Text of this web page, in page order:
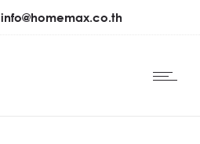
info@homemax.co.th